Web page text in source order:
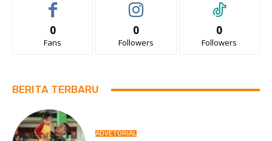
0
Fans
0
Followers
0
Followers
BERITA TERBARU
ADVETORIAL